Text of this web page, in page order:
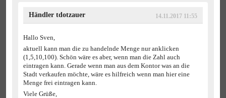
Händler tdotzauer 14.11.2017 11:55
Hallo Sven,
aktuell kann man die zu handelnde Menge nur anklicken
(1,5,10,100). Schön wäre es aber, wenn man die Zahl auch
eintragen kann. Gerade wenn man aus dem Kontor was an die
Stadt verkaufen möchte, wäre es hilfreich wenn man hier eine
Menge frei eintragen kann.
Viele Grüße,